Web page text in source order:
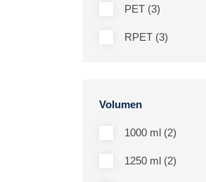
PET (3)
RPET (3)
Volumen
1000 ml (2)
1250 ml (2)